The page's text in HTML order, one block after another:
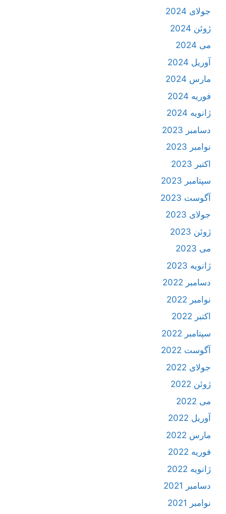
جولای 2024
ژوئن 2024
می 2024
آوریل 2024
مارس 2024
فوریه 2024
ژانویه 2024
دسامبر 2023
نوامبر 2023
اکتبر 2023
سپتامبر 2023
آگوست 2023
جولای 2023
ژوئن 2023
می 2023
ژانویه 2023
دسامبر 2022
نوامبر 2022
اکتبر 2022
سپتامبر 2022
آگوست 2022
جولای 2022
ژوئن 2022
می 2022
آوریل 2022
مارس 2022
فوریه 2022
ژانویه 2022
دسامبر 2021
نوامبر 2021